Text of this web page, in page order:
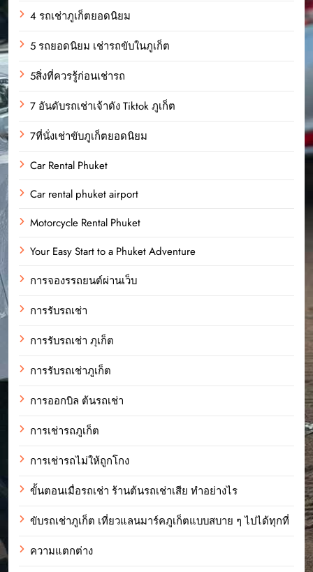
4 รถเช่าภูเก็ตยอดนิยม
5 รถยอดนิยม เช่ารถขับในภูเก็ต
5สิ่งที่ควรรู้ก่อนเช่ารถ
7 อันดับรถเช่าเจ้าดัง Tiktok ภูเก็ต
7ที่นั่งเช่าขับภูเก็ตยอดนิยม
Car Rental Phuket
Car rental phuket airport
Motorcycle Rental Phuket
Your Easy Start to a Phuket Adventure
การจองรรถยนต์ผ่านเว็บ
การรับรถเช่า
การรับรถเช่า ภุเก็ต
การรับรถเช่าภูเก็ต
การออกบิล ต้นรถเช่า
การเช่ารถภูเก็ต
การเช่ารถไม่ให้ถูกโกง
ขั้นตอนเมื่อรถเช่า ร้านต้นรถเช่าเสีย ทำอย่างไร
ขับรถเช่าภูเก็ต เที่ยวแลนมาร์คภูเก็ตแบบสบาย ๆ ไปได้ทุกที่
ความแตกต่าง